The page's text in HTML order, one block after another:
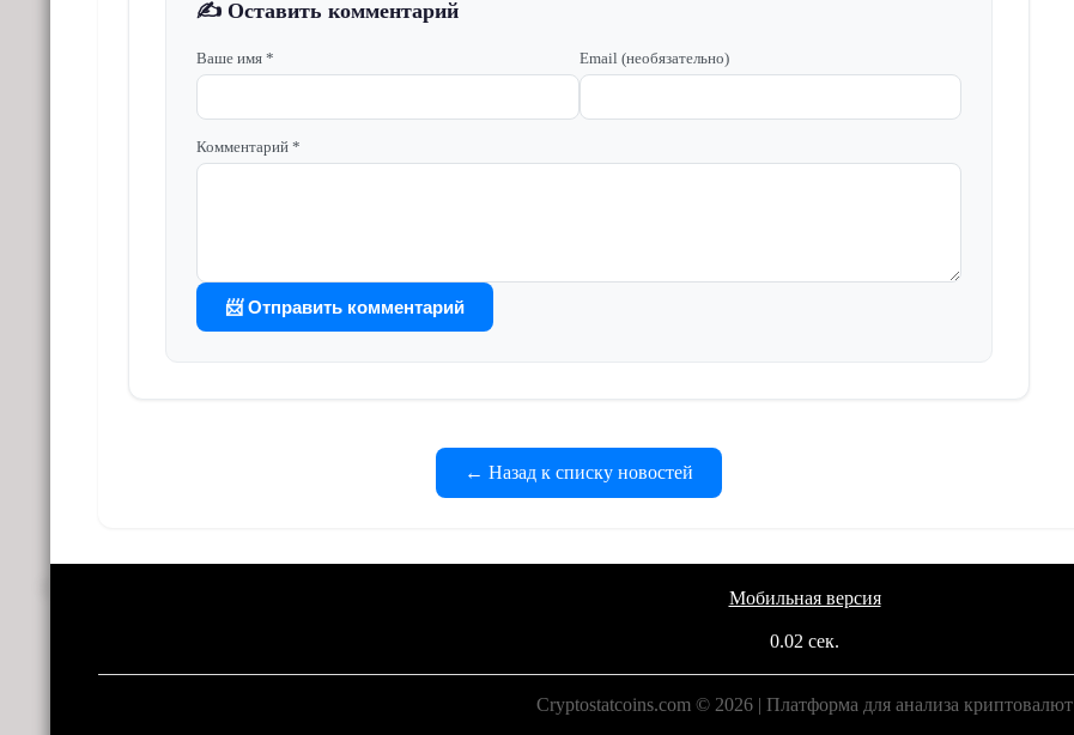
✍️ Оставить комментарий
Ваше имя * Email (необязательно)
Комментарий *
📨 Отправить комментарий
← Назад к списку новостей
Мобильная версия
0.02 сек.
Cryptostatcoins.com © 2026 | Платформа для анализа криптовалют